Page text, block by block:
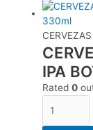
CERVEZAS
IPA
Rated0